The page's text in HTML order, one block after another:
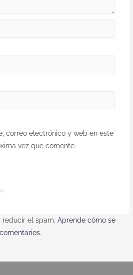
correo electrónico y web en este
vez que comente.
reducir el spam.Aprende cómo se
.